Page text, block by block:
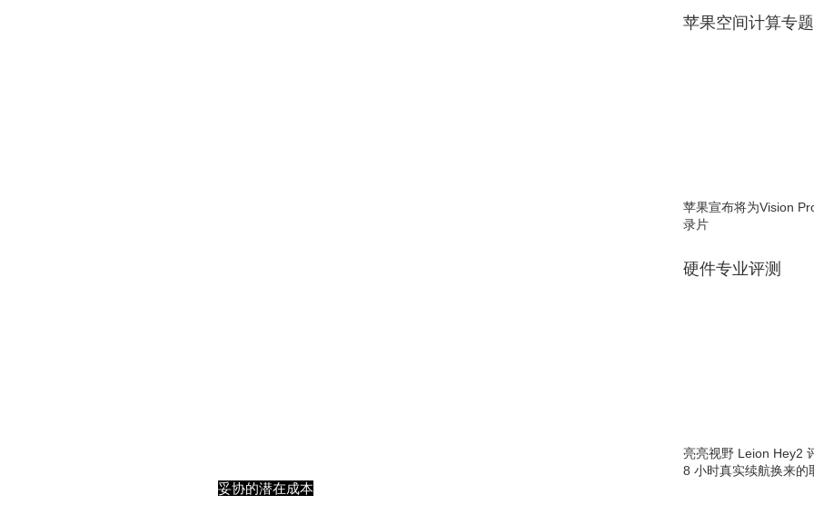
妥协的潜在成本
苹果空间计算专题
苹果宣布将为Vision
录片
硬件专业评测
亮亮视野 Leion Hey2
8 小时真实续航换来的